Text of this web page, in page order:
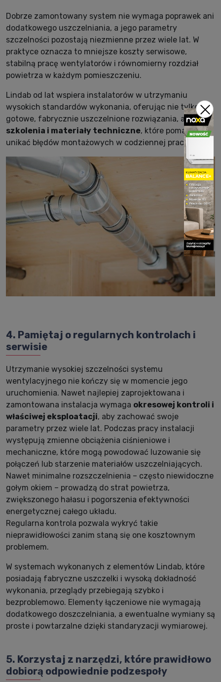
Dobrze zamontowany system nie wymaga poprawek ani
dodatkowego uszczelniania, a jego parametry
szczelności pozostają niezmienne przez wiele lat. W
praktyce oznacza to mniejsze koszty serwisowe,
stabilną pracę wentylatorów i równomierny rozdział
powietrza w każdym pomieszczeniu.
Lindab od lat wspiera instalatorów w utrzymaniu
wysokich standardów wykonania, oferując nie tylko
gotowe, fabrycznie uszczelnione rozwiązania, ale także
szkolenia i materiały techniczne, które pomagają
unikać błędów montażowych w codziennej pracy.
4. Pamiętaj o regularnych kontrolach i
serwisie
Utrzymanie wysokiej szczelności systemu
wentylacyjnego nie kończy się w momencie jego
uruchomienia. Nawet najlepiej zaprojektowana i
zamontowana instalacja wymaga okresowej kontroli i
właściwej eksploatacji, aby zachować swoje
parametry przez wiele lat. Podczas pracy instalacji
występują zmienne obciążenia ciśnieniowe i
mechaniczne, które mogą powodować luzowanie się
połączeń lub starzenie materiałów uszczelniających.
Nawet minimalne rozszczelnienia – często niewidoczne
gołym okiem – prowadzą do strat powietrza,
zwiększonego hałasu i pogorszenia efektywności
energetycznej całego układu.
Regularna kontrola pozwala wykryć takie
nieprawidłowości zanim staną się one kosztownym
problemem.
W systemach wykonanych z elementów Lindab, które
posiadają fabryczne uszczelki i wysoką dokładność
wykonania, przeglądy przebiegają szybko i
bezproblemowo. Elementy łączeniowe nie wymagają
dodatkowego doszczelniania, a ewentualne wymiany są
proste i powtarzalne dzięki standaryzacji wymiarowej.
5. Korzystaj z narzędzi, które prawidłowo
dobiorą odpowiednie podzespoły